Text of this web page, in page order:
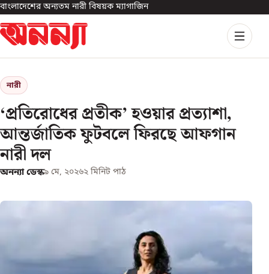
বাংলাদেশের অন্যতম নারী বিষয়ক ম্যাগাজিন
নারী
‘প্রতিরোধের প্রতীক’ হওয়ার প্রত্যাশা,
আন্তর্জাতিক ফুটবলে ফিরছে আফগান
নারী দল
অনন্যা ডেস্ক৯ মে, ২০২৬২ মিনিট পাঠ